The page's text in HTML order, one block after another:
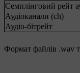
Семплінговий рейт
Аудіоканали (ch)
Аудіо-бітрейт
Формат файлів .wav